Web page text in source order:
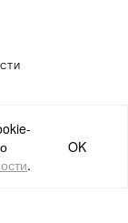
.
OK